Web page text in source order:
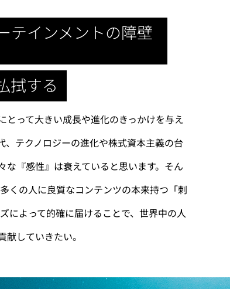
テインメントの障壁
拭する
とって大きい成長や進化のきっかけを与え
、テクノロジーの進化や株式資本主義の台
な『感性』は衰えていると思います。そん
くの人に良質なコンテンツの本来持つ「刺
によって的確に届けることで、世界中の人
していきたい。